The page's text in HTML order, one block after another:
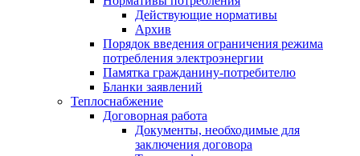
Действующие нормативы
Архив
Порядок введения ограничения режима
потребления электроэнергии
Памятка гражданину-потребителю
Бланки заявлений
Теплоснабжение
Договорная работа
Документы, необходимые для
заключения договора